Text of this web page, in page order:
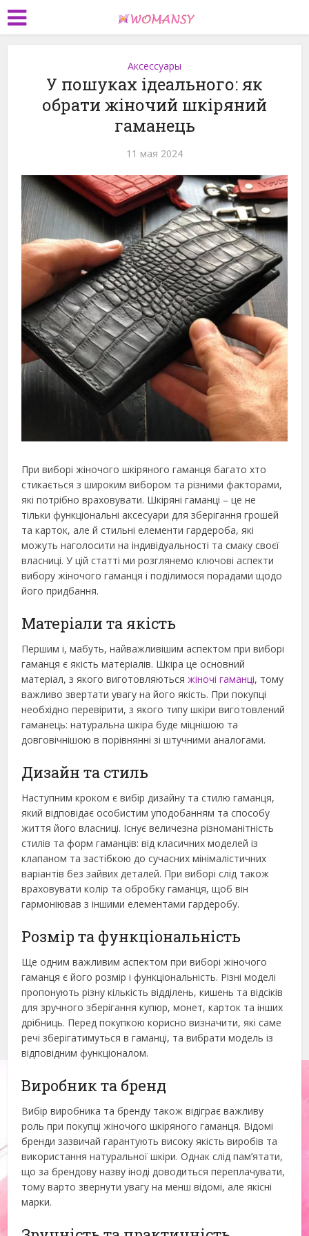
Аксессуары
У пошуках ідеального: як
обрати жіночий шкіряний
гаманець
11 мая 2024
При виборі жіночого шкіряного гаманця багато хто
стикається з широким вибором та різними факторами,
які потрібно враховувати. Шкіряні гаманці – це не
тільки функціональні аксесуари для зберігання грошей
та карток, але й стильні елементи гардероба, які
можуть наголосити на індивідуальності та смаку своєї
власниці. У цій статті ми розглянемо ключові аспекти
вибору жіночого гаманця і поділимося порадами щодо
його придбання.
Матеріали та якість
Першим і, мабуть, найважливішим аспектом при виборі
гаманця є якість матеріалів. Шкіра це основний
матеріал, з якого виготовляютьсяжіночі гаманці, тому
важливо звертати увагу на його якість. При покупці
необхідно перевірити, з якого типу шкіри виготовлений
гаманець: натуральна шкіра буде міцнішою та
довговічнішою в порівнянні зі штучними аналогами.
Дизайн та стиль
Наступним кроком є вибір дизайну та стилю гаманця,
який відповідає особистим уподобанням та способу
життя його власниці. Існує величезна різноманітність
стилів та форм гаманців: від класичних моделей із
клапаном та застібкою до сучасних мінімалістичних
варіантів без зайвих деталей. При виборі слід також
враховувати колір та обробку гаманця, щоб він
гармоніював з іншими елементами гардеробу.
Розмір та функціональність
Ще одним важливим аспектом при виборі жіночого
гаманця є його розмір і функціональність. Різні моделі
пропонують різну кількість відділень, кишень та відсіків
для зручного зберігання купюр, монет, карток та інших
дрібниць. Перед покупкою корисно визначити, які саме
речі зберігатимуться в гаманці, та вибрати модель із
відповідним функціоналом.
Виробник та бренд
Вибір виробника та бренду також відіграє важливу
роль при покупці жіночого шкіряного гаманця. Відомі
бренди зазвичай гарантують високу якість виробів та
використання натуральної шкіри. Однак слід пам’ятати,
що за брендову назву іноді доводиться переплачувати,
тому варто звернути увагу на менш відомі, але якісні
марки.